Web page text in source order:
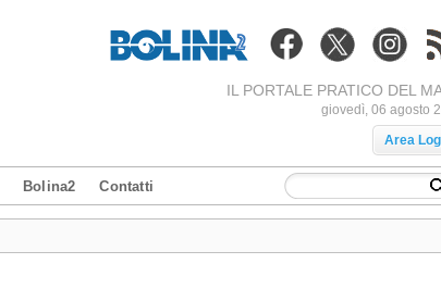
IL PORTALE PRATICO DEL
giovedì, 06 agosto
Area
Bolina2 Contatti